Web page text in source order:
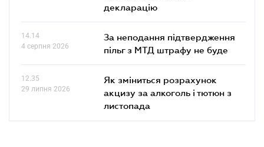
декларацію
14.14
4 серпня 2026
За неподання підтвердження
пільг з МТД штрафу не буде
12.35
29 липня 2026
Як зміниться розрахунок
акцизу за алкоголь і тютюн з
листопада